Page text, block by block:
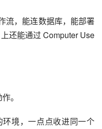
流，能连数据库，能部署
还能通过 Computer Use
。
境，一点点收进同一个